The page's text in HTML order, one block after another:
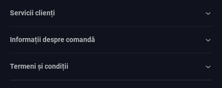
Servicii clienți
Informații despre comandă
Termeni și condiții